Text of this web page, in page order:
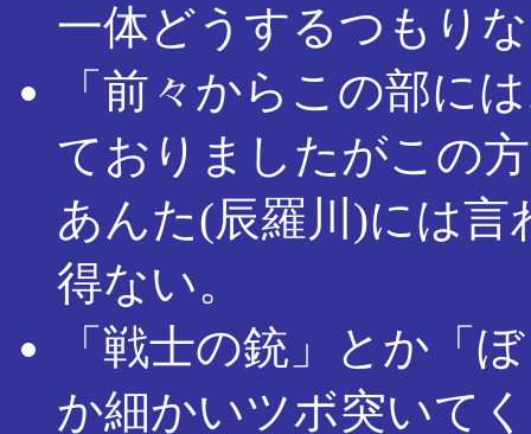
一体どうするつもり
「前々からこの部に
ておりましたがこの
あんた(辰羅川)には
得ない。
「戦士の銃」とか「
か細かいツボ突いて